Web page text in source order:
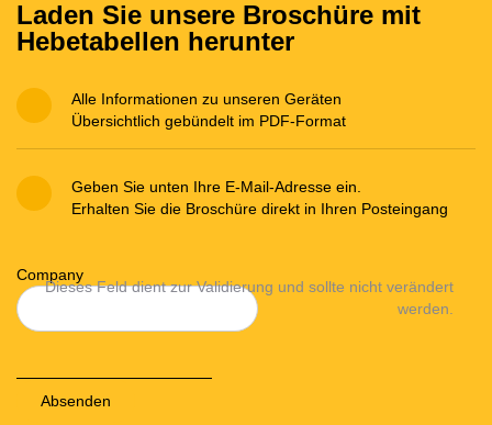
Laden Sie unsere Broschüre mit
Hebetabellen herunter
Alle Informationen zu unseren Geräten
Übersichtlich gebündelt im PDF-Format
Geben Sie unten Ihre E-Mail-Adresse ein.
Erhalten Sie die Broschüre direkt in Ihren Posteingang
Company
Dieses Feld dient zur Validierung und sollte nicht verändert
werden.